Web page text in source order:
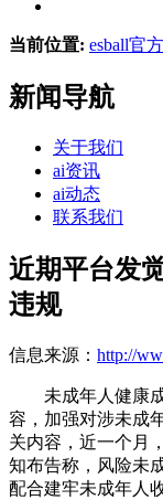
当前位置: esball官
新闻导航
关于我们
ai资讯
ai动态
联系我们
近期平台发
违规
信息来源： http://
未成年人健康成
容，加强对涉未成
关内容，近一个月
知布告称，风险未
配合建牢未成年人